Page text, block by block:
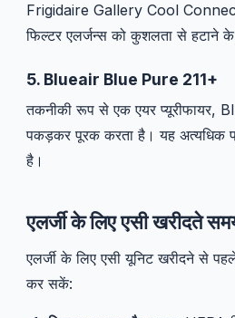
Frigidaire Gallery Cool
फिल्टर एलर्जन्स को कुशलता से हटाने
5. Blueair Blue Pure 211+
तकनीकी रूप से एक एयर प्यूरीफायर,
पकड़कर पूरक करता है। यह अत्यधिक
है।
एलर्जी के लिए एसी खरीदते
एलर्जी के लिए एसी यूनिट खरीदने से
कर सकें: